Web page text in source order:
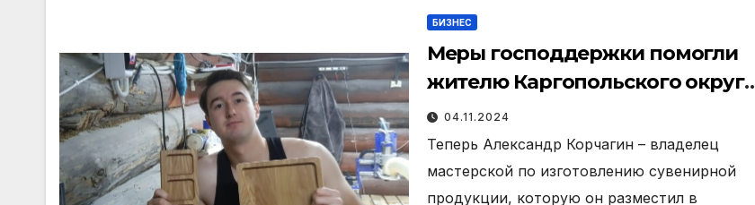
БИЗНЕС
Меры господдержки помогли
жителю Каргопольского округа
открыть свое дело
04.11.2024
Теперь Александр Корчагин – владелец
мастерской по изготовлению сувенирной
продукции, которую он разместил в